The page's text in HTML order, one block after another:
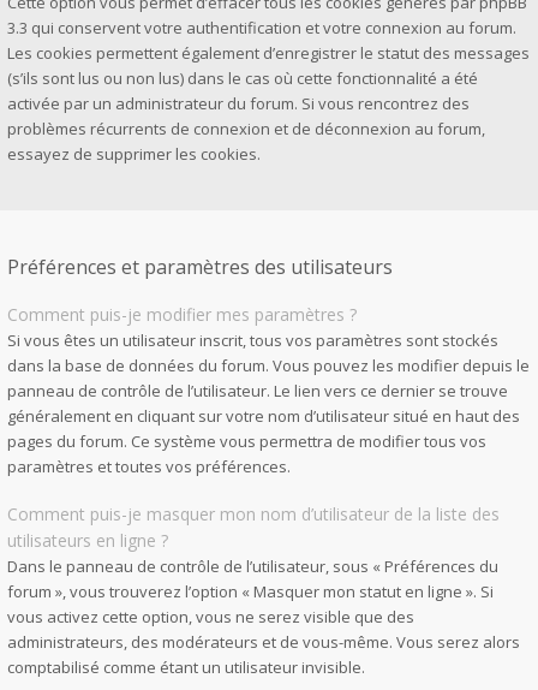
3.3 qui conservent votre authentification et votre connexion au forum.
Les cookies permettent également d’enregistrer le statut des messages
(s’ils sont lus ou non lus) dans le cas où cette fonctionnalité a été
activée par un administrateur du forum. Si vous rencontrez des
problèmes récurrents de connexion et de déconnexion au forum,
essayez de supprimer les cookies.
Préférences et paramètres des utilisateurs
Comment puis-je modifier mes paramètres ?
Si vous êtes un utilisateur inscrit, tous vos paramètres sont stockés
dans la base de données du forum. Vous pouvez les modifier depuis le
panneau de contrôle de l’utilisateur. Le lien vers ce dernier se trouve
généralement en cliquant sur votre nom d’utilisateur situé en haut des
pages du forum. Ce système vous permettra de modifier tous vos
paramètres et toutes vos préférences.
Comment puis-je masquer mon nom d’utilisateur de la liste des
utilisateurs en ligne ?
Dans le panneau de contrôle de l’utilisateur, sous « Préférences du
forum », vous trouverez l’option « Masquer mon statut en ligne ». Si
vous activez cette option, vous ne serez visible que des
administrateurs, des modérateurs et de vous-même. Vous serez alors
comptabilisé comme étant un utilisateur invisible.